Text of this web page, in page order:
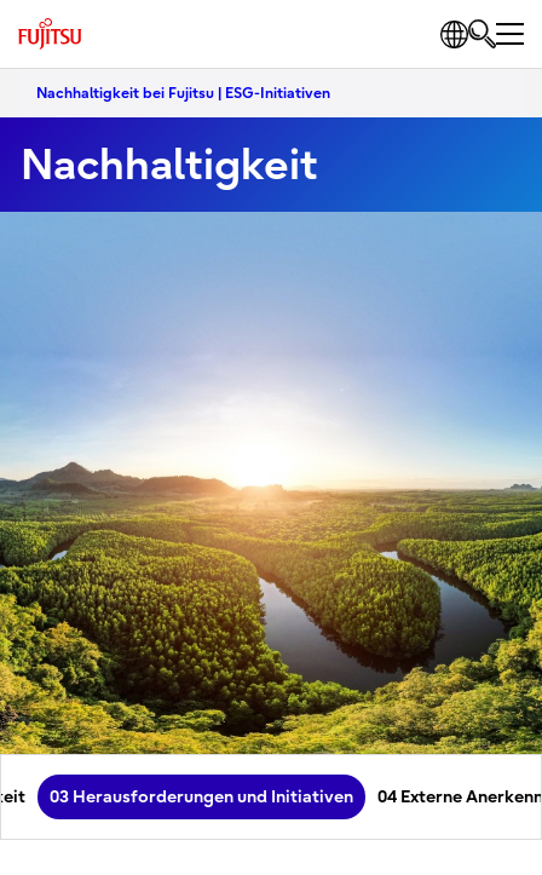
Nachhaltigkeit bei Fujitsu | ESG-Initiativen
Nachhaltigkeit
03 Herausforderungen und Initiativen 04 Externe